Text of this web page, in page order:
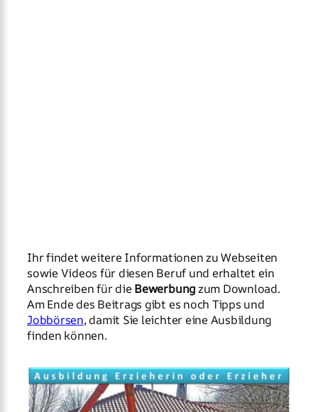
Ihr findet weitere Informationen zu Webseiten
sowie Videos für diesen Beruf und erhaltet ein
Anschreiben für die Bewerbungzum Download.
Am Ende des Beitrags gibt es noch Tipps und
Jobbörsen, damit Sie leichter eine Ausbildung
finden können.